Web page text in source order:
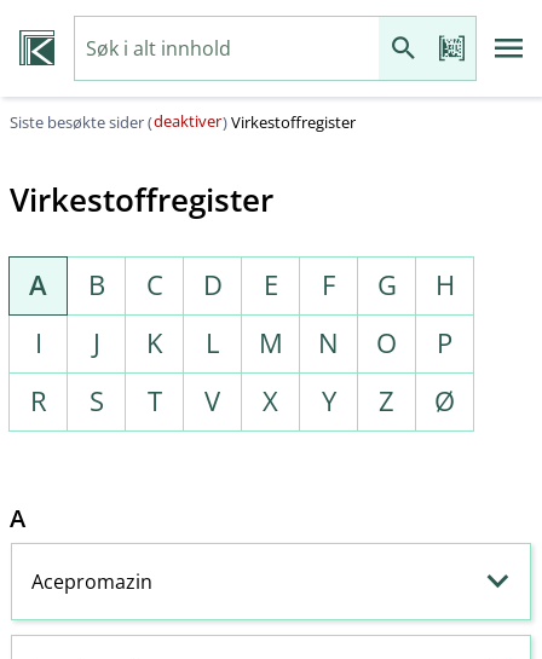
Siste besøkte sider (deaktiver)Virkestoffregister
Virkestoffregister
A B C D E F G
H
I
J K L M N O
P
R
S T V X Y Z Ø
A
Acepromazin